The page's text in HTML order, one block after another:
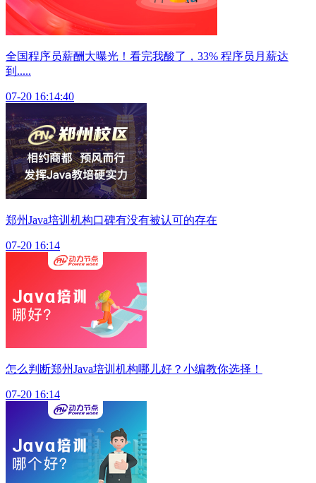
全国程序员薪酬大曝光！看完我酸了，33% 程序员月薪达
到.....
07-20 16:14:40
郑州Java培训机构口碑有没有被认可的存在
07-20 16:14
怎么判断郑州Java培训机构哪儿好？小编教你选择！
07-20 16:14